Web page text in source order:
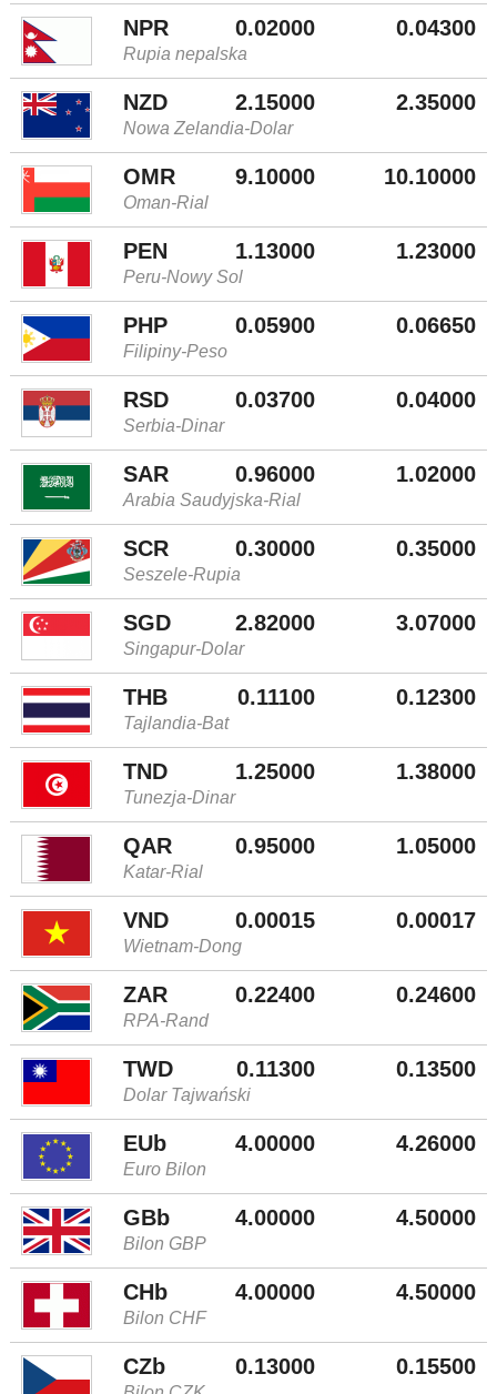
NPR 0.02000 0.04300
Rupia nepalska
NZD 2.15000 2.35000
Nowa Zelandia-Dolar
OMR 9.10000 10.10000
Oman-Rial
PEN 1.13000 1.23000
Peru-Nowy Sol
PHP 0.05900 0.06650
Filipiny-Peso
RSD 0.03700 0.04000
Serbia-Dinar
SAR 0.96000 1.02000
Arabia Saudyjska-Rial
SCR 0.30000 0.35000
Seszele-Rupia
SGD 2.82000 3.07000
Singapur-Dolar
THB 0.11100 0.12300
Tajlandia-Bat
TND 1.25000 1.38000
Tunezja-Dinar
QAR 0.95000 1.05000
Katar-Rial
VND 0.00015 0.00017
Wietnam-Dong
ZAR 0.22400 0.24600
RPA-Rand
TWD 0.11300 0.13500
Dolar Tajwański
EUb 4.00000 4.26000
Euro Bilon
GBb 4.00000 4.50000
Bilon GBP
CHb 4.00000 4.50000
Bilon CHF
CZb 0.13000 0.15500